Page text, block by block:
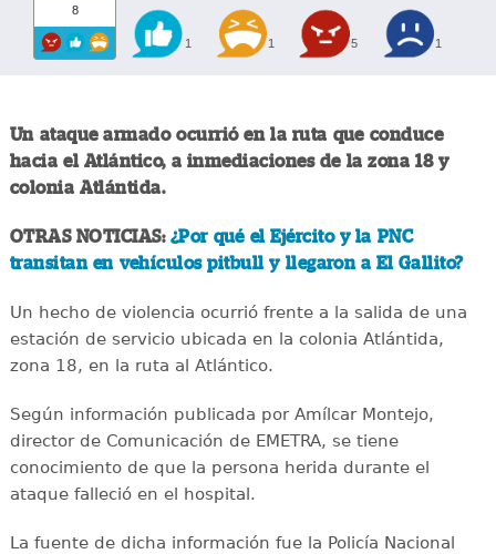
8
1 1 5 1
Un ataque armado ocurrió en la ruta que conduce
hacia el Atlántico, a inmediaciones de la zona 18 y
colonia Atlántida.
OTRAS NOTICIAS: ¿Por qué el Ejército y la PNC
transitan en vehículos pitbull y llegaron a El Gallito?
Un hecho de violencia ocurrió frente a la salida de una
estación de servicio ubicada en la colonia Atlántida,
zona 18, en la ruta al Atlántico.
Según información publicada por Amílcar Montejo,
director de Comunicación de EMETRA, se tiene
conocimiento de que la persona herida durante el
ataque falleció en el hospital.
La fuente de dicha información fue la Policía Nacional